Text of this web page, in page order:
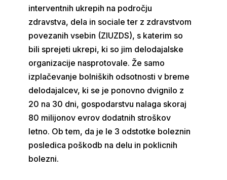
interventnih ukrepih na področju
zdravstva, dela in sociale ter z zdravstvom
povezanih vsebin (ZIUZDS), s katerim so
bili sprejeti ukrepi, ki so jim delodajalske
organizacije nasprotovale. Že samo
izplačevanje bolniških odsotnosti v breme
delodajalcev, ki se je ponovno dvignilo z
20 na 30 dni, gospodarstvu nalaga skoraj
80 milijonov evrov dodatnih stroškov
letno. Ob tem, da je le 3 odstotke boleznin
posledica poškodb na delu in poklicnih
bolezni.